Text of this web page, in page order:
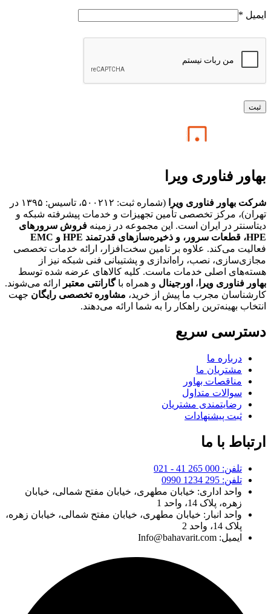
ایمیل *
بهاور فناوری ویرا
شرکت بهاور فناوری ویرا
(شماره ثبت: ۵۰۰۲۱۲، تاسیس: ۱۳۹۵ در
تهران)، مرکز تخصصی تأمین تجهیزات و خدمات پیشرفته شبکه و
دیتاسنتر در ایران است. این مجموعه در زمینه فروش سرورهای
HPE، قطعات سرور، و ذخیره‌سازهای قدرتمند HPE و EMC
فعالیت می‌کند. علاوه بر تامین سخت‌افزار، ارائه خدمات تخصصی
مجازی‌سازی، نصب، راه‌اندازی و پشتیبانی فنی شبکه نیز از
هسته‌های اصلی خدمات ماست. کلیه کالاهای عرضه شده توسط
بهاور فناوری ویرا ، اورجینال و همراه باگارانتی معتبر
ارائه می‌شوند.
کارشناسان مجرب ما پیش از خرید، مشاوره تخصصی رایگان جهت
انتخاب بهینه‌ترین راهکار را به شما ارائه می‌دهند.
دسترسی سریع
درباره ما
مشتریان ما
مناقصات بهاور
سوالات متداول
رضایتمندی مشتریان
ثبت پیشنهادات
ارتباط با ما
تلفن: 000 265 41 - 021
تلفن: 295 1234 0990
واحد اداری: خیابان مطهری، خیابان مفتح شمالی، خیابان
زهره، پلاک 14، واحد 1
واحد انبار: خیابان مطهری، خیابان مفتح شمالی، خیابان زهره،
پلاک 14، واحد 2
ایمیل: Info@bahavarit.com